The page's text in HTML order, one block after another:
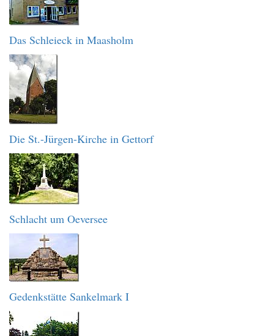
Das Schleieck in Maasholm
Die St.-Jürgen-Kirche in Gettorf
Schlacht um Oeversee
Gedenkstätte Sankelmark I